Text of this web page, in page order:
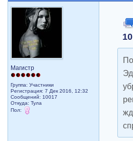
Магистр
Группа: Участники
Регистрация: 7 Дек 2016, 12:32
Сообщений: 10017
Откуда: Тула
Пол: